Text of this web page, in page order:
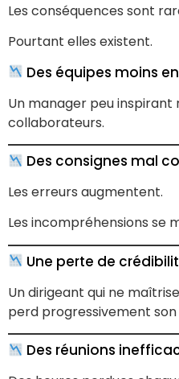
Les conséquences sont
Pourtant elles existent.
Des équipes moins
Un manager peu
collaborateurs.
Des consignes mal
Les erreurs augmentent.
Les incompréhensions se
Une perte de
Un dirigeant qui ne
perd progressivement son
Des réunions